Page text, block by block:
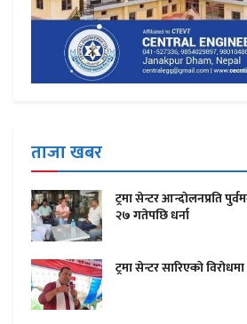
ताजा खबर
ट्रमा सेन्टर आन्दाेलनप्रति
२७ गतेपछि धर्ना
ट्रमा सेन्टर सारिएकाे विराेधमा